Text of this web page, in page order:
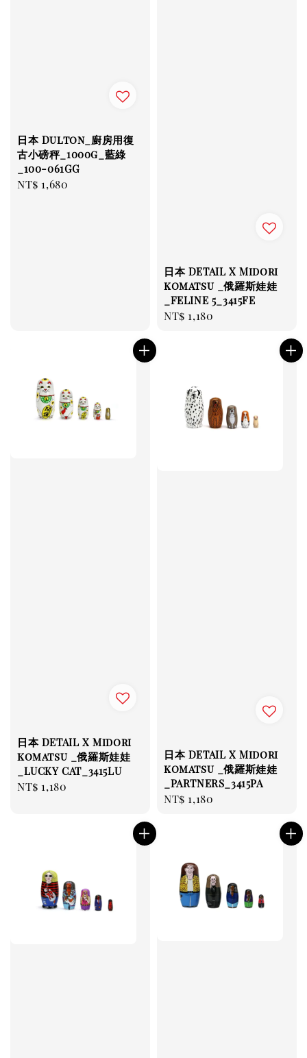
日本 Dulton_廚房用復
古小磅秤_1000g_藍綠
_100-061GG
Regular
NT$ 1,680
日本 DETAIL X Midori
komatsu _俄羅斯娃娃
_FELINE 5_3415FE
Regular
NT$ 1,180
日本 DETAIL X Midori
komatsu _俄羅斯娃娃
_LUCKY CAT_3415LU
Regular
NT$ 1,180
日本 DETAIL X Midori
komatsu _俄羅斯娃娃
_PARTNERS_3415PA
Regular
NT$ 1,180